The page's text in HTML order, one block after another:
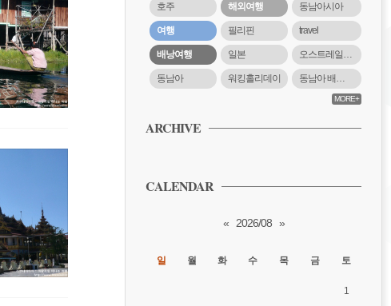
호주 해외여행 동남아시아
여행 필리핀 travel
배낭여행 일본 오스트레일리아
동남아 워킹홀리데이 동남아 배낭여행
MORE+
ARCHIVE
CALENDAR
« 2026/08 »
일 월 화 수 목 금 토
1